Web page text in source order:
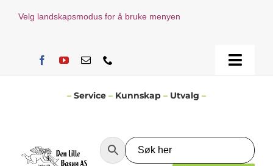
Velg landskapsmodus for å bruke menyen
Toggle
– Service – Kunnskap – Utvalg –